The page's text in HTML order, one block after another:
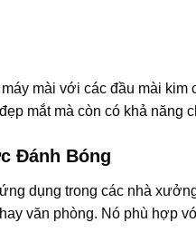
mài với các đầu mài kim
mắt mà còn có khả năng
Đánh Bóng
dụng trong các nhà
văn phòng. Nó phù hợp